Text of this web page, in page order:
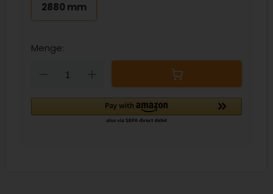
2880 mm
Menge:
Down